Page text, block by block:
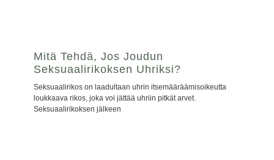
Mitä Tehdä, Jos Joudun
Seksuaalirikoksen Uhriksi?
Seksuaalirikos on laadultaan uhrin itsemääräämisoikeutta
loukkaava rikos, joka voi jättää uhriin pitkät arvet.
Seksuaalirikoksen jälkeen